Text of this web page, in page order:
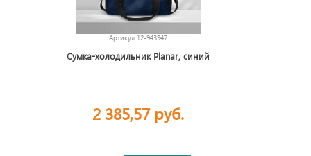
Артикул 12-943947
Сумка-холодильник Planar, синий
2 385,57 руб.